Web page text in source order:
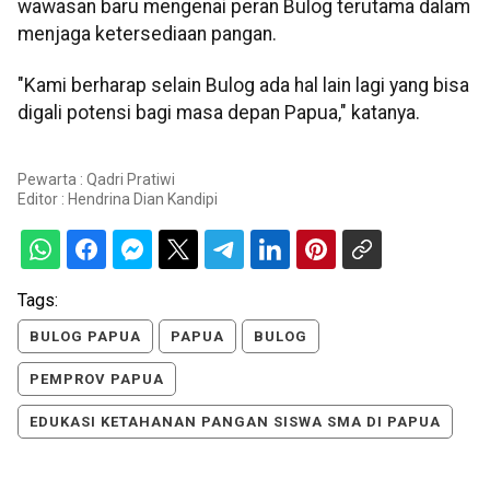
wawasan baru mengenai peran Bulog terutama dalam
menjaga ketersediaan pangan.
"Kami berharap selain Bulog ada hal lain lagi yang bisa
digali potensi bagi masa depan Papua," katanya.
Pewarta : Qadri Pratiwi
Editor : Hendrina Dian Kandipi
Tags:
BULOG PAPUA PAPUA BULOG
PEMPROV PAPUA
EDUKASI KETAHANAN PANGAN SISWA SMA DI PAPUA